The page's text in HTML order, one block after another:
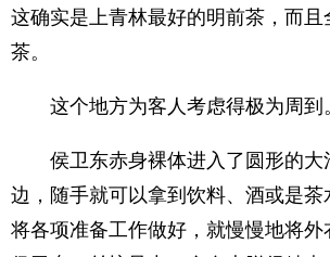
这确实是上青林最好的明前茶，而且
茶。
这个地方为客人考虑得极为周到
侯卫东赤身裸体进入了圆形的大
边，随手就可以拿到饮料、酒或是茶
将各项准备工作做好，就慢慢地将外